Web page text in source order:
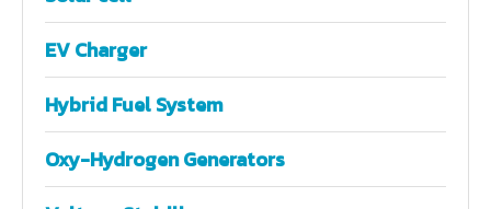
EV Charger
Hybrid Fuel System
Oxy-Hydrogen Generators